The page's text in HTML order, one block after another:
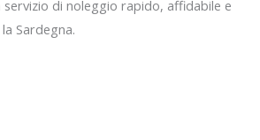
servizio di noleggio rapido, affidabile e
Sardegna.